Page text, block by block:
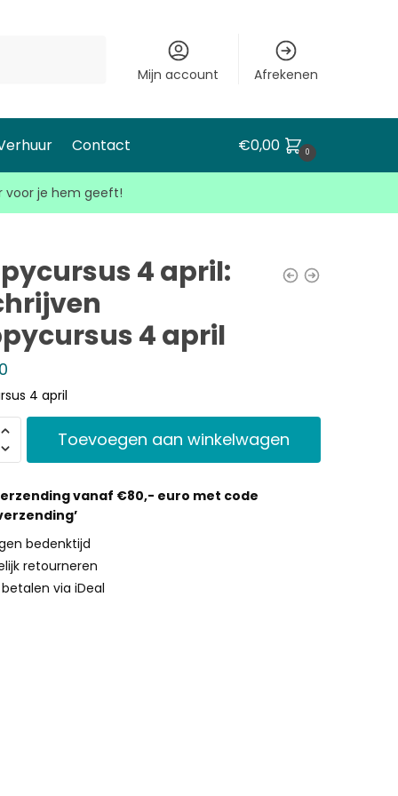
Mijn account Afrekenen
Contact €0,00 0
voor je hem geeft!
4 april:
4 april
4 april
Toevoegen aan winkelwagen
vanaf €80,- euro met code
bedenktijd
retourneren
via iDeal